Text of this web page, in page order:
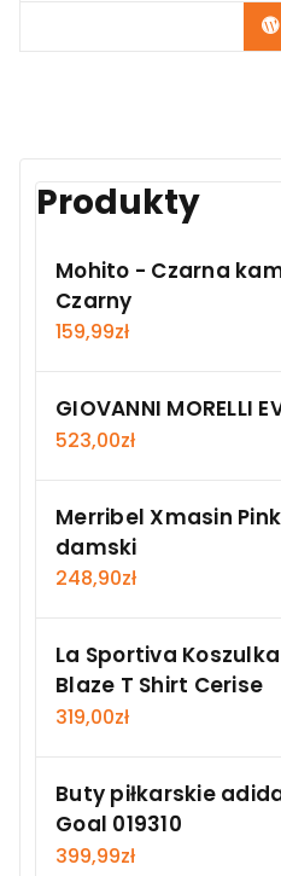
Produkty
Mohito - Czarna
Czarny
159,99zł
GIOVANNI MORELLI
523,00zł
Merribel Xmasin
damski
248,90zł
La Sportiva
Blaze T Shirt Cerise
319,00zł
Buty piłkarskie
Goal 019310
399,99zł